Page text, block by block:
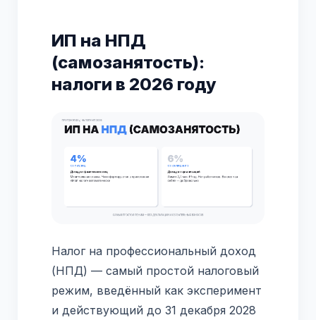
ИП на НПД
(самозанятость):
налоги в 2026 году
Налог на профессиональный доход
(НПД) — самый простой налоговый
режим, введённый как эксперимент
и действующий до 31 декабря 2028